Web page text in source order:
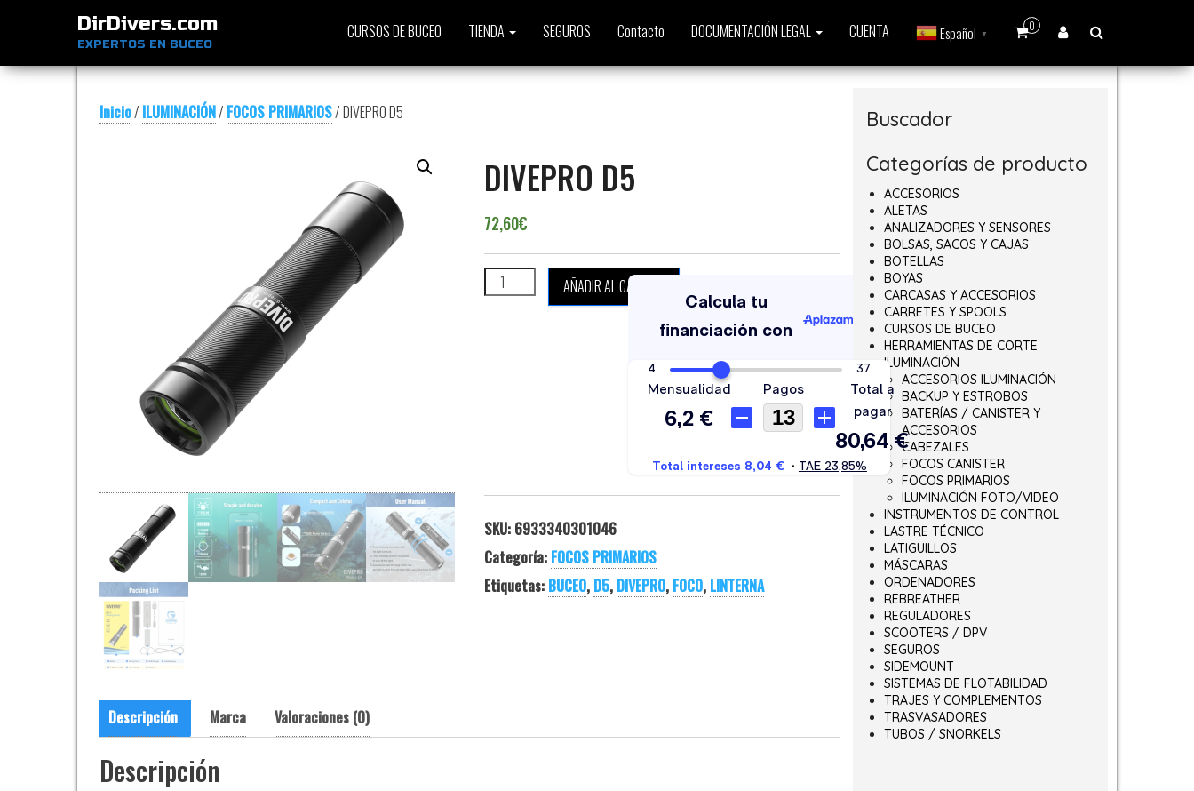
DirDivers.com
EXPERTOS EN BUCEO
0
CURSOS DE BUCEO TIENDA SEGUROS Contacto DOCUMENTACIÓN LEGAL CUENTA Español ▼
Inicio/ ILUMINACIÓN/ FOCOS PRIMARIOS/ DIVEPRO D5
DIVEPRO D5
72,60€
DIVEPRO D5 cantidadAÑADIR AL CARRITO
SKU: 6933340301046
Categoría: FOCOS PRIMARIOS
Etiquetas: BUCEO, D5, DIVEPRO, FOCO, LINTERNA
Descripción Marca Valoraciones (0)
Descripción
Buscador
Categorías de producto
ACCESORIOS
ALETAS
ANALIZADORES Y SENSORES
BOLSAS, SACOS Y CAJAS
BOTELLAS
BOYAS
CARCASAS Y ACCESORIOS
CARRETES Y SPOOLS
CURSOS DE BUCEO
HERRAMIENTAS DE CORTE
ILUMINACIÓN
ACCESORIOS ILUMINACIÓN
BACKUP Y ESTROBOS
BATERÍAS / CANISTER Y
ACCESORIOS
CABEZALES
FOCOS CANISTER
FOCOS PRIMARIOS
ILUMINACIÓN FOTO/VIDEO
INSTRUMENTOS DE CONTROL
LASTRE TÉCNICO
LATIGUILLOS
MÁSCARAS
ORDENADORES
REBREATHER
REGULADORES
SCOOTERS / DPV
SEGUROS
SIDEMOUNT
SISTEMAS DE FLOTABILIDAD
TRAJES Y COMPLEMENTOS
TRASVASADORES
TUBOS / SNORKELS